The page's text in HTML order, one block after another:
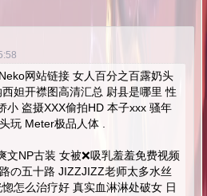
网站链接 女人百分之百露奶头
妲开襟图高清汇总 尉县是哪里 性
小 盗摄XXX偷拍HD 本子xxx 骚年
玩 Meter极品人体 .
文NP古装 女被❌️吸乳羞羞免费视频
の五十路 JIZZJIZZ老师太多水丝
怎么治疗好 真实血淋淋处破女 日